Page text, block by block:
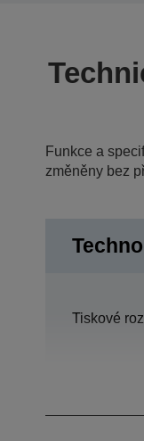
Funkce a
změněny bez
Tiskové